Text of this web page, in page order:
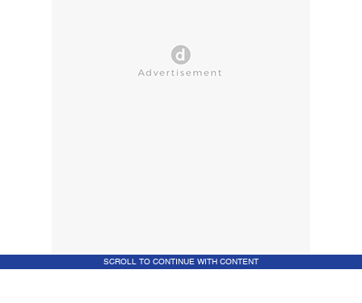
SCROLL TO CONTINUE WITH CONTENT